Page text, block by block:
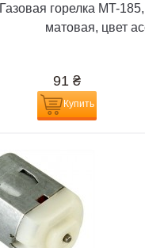
Газовая горелка MT-
матовая, цвет
91 ₴
Купить